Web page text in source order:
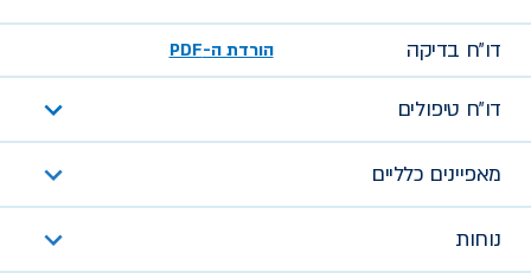
דו״ח בדיקה הורדת ה-PDF
דו״ח טיפולים
מאפיינים כלליים
נוחות